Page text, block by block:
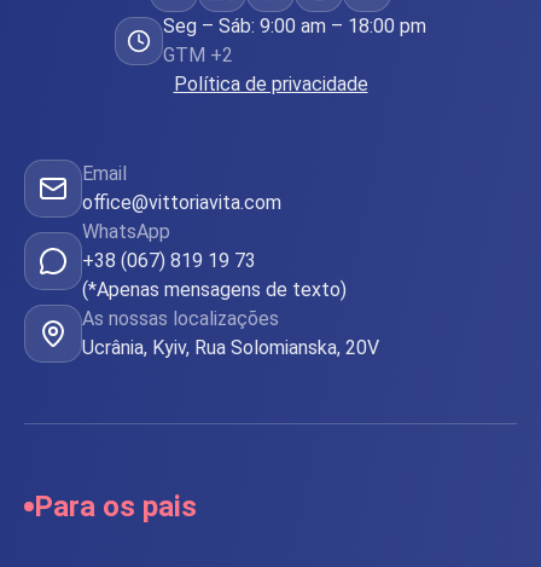
Seg – Sáb: 9:00 am – 18:00 pm
GTM +2
Política de privacidade
Email
office@vittoriavita.com
WhatsApp
+38 (067) 819 19 73
(*Apenas mensagens de texto)
As nossas localizações
Ucrânia, Kyiv, Rua Solomianska, 20V
Para os pais